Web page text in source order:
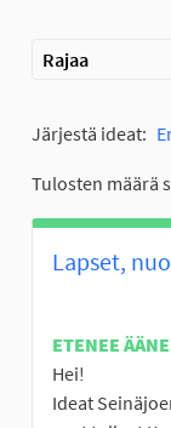
Rajaa
Järjestä ideat:
Tulosten määrä
Lapset,
ETENEE
Hei!
Ideat